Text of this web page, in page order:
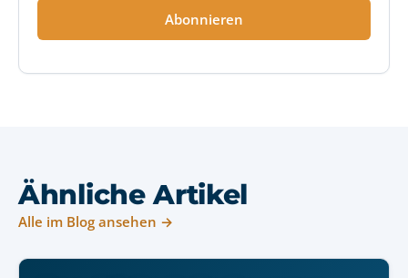
Abonnieren
Ähnliche Artikel
Alle im Blog ansehen →